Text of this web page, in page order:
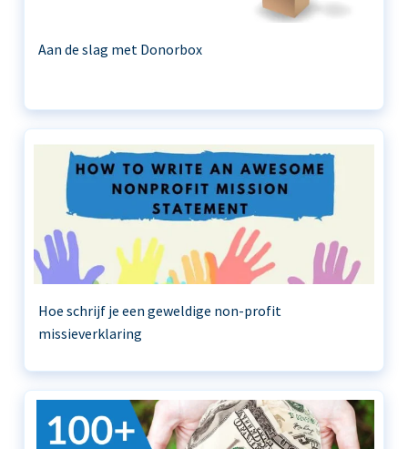
Aan de slag met Donorbox
Hoe schrijf je een geweldige non-profit
missieverklaring